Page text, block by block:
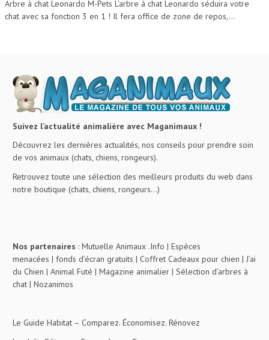
Arbre à chat Leonardo M-Pets L'arbre à chat Leonardo séduira votre
chat avec sa fonction 3 en 1 ! Il fera office de zone de repos,...
Suivez l’actualité animalière avec Maganimaux !
Découvrez les dernières actualités, nos conseils pour prendre soin
de vos animaux (chats, chiens, rongeurs).
Retrouvez toute une sélection des meilleurs produits du web dans
notre boutique (chats, chiens, rongeurs…)
Nos partenaires : Mutuelle Animaux .Info | Espèces
menacées | fonds d’écran gratuits | Coffret Cadeaux pour chien | J’ai
du Chien | Animal Futé | Magazine animalier | Sélection d’arbres à
chat | Nozanimos
Le Guide Habitat – Comparez. Économisez. Rénovez